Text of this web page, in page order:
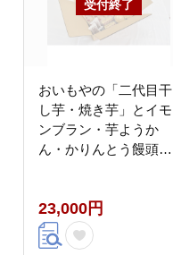
おいもやの「二代目干
し芋・焼き芋」とイモ
ンブラン・芋ようか
ん・かりんとう饅頭セ
県・四国・九州】
23,000円